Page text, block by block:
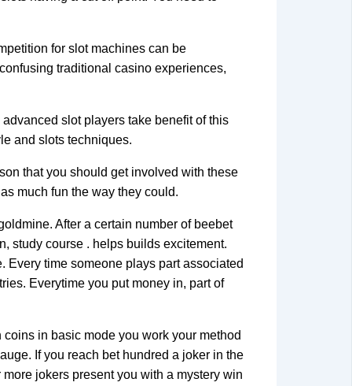
for slot machines can be
traditional casino experiences,
slot players take benefit of this
and slots techniques.
that you should get involved with these
much fun the way they could.
After a certain number of beebet
study course . helps builds excitement.
Every time someone plays part associated
Everytime you put money in, part of
in basic mode you work your method
If you reach bet hundred a joker in the
jokers present you with a mystery win